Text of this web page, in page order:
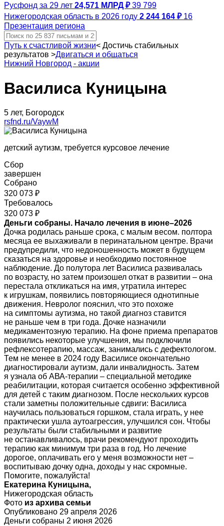
Русфонд за 29 лет 24,571 МЛРД ₽ 39 799
Нижегородская область в 2026 году 2 244 164 ₽ 16
Презентация региона
Путь к счастливой жизни< Достичь стабильных
результатов >Двигаться и общаться
Нижний Новгород - акции
Василиса Куницына
5 лет, Богородск
rsfnd.ru/VaywM
детский аутизм, требуется курсовое лечение
Сбор
завершен
Собрано
320 073 ₽
Требовалось
320 073 ₽
Деньги собраны. Начало лечения в июне–2026
Дочка родилась раньше срока, с малым весом. полтора
месяца ее выхаживали в перинатальном центре. Врачи
предупредили, что недоношенность может в будущем
сказаться на здоровье и необходимо постоянное
наблюдение. До полутора лет Василиса развивалась
по возрасту, но затем произошел откат в развитии – она
перестала откликаться на имя, утратила интерес
к игрушкам, появились повторяющиеся однотипные
движения. Невролог пояснил, что это похоже
на симптомы аутизма, но такой диагноз ставится
не раньше чем в три года. Дочке назначили
медикаментозную терапию. На фоне приема препаратов
появились некоторые улучшения, мы подключили
рефлексотерапию, массаж, занимались с дефектологом.
Тем не менее в 2024 году Василисе окончательно
диагностировали аутизм, дали инвалидность. Затем
я узнала об АВА-терапии – специальной методике
реабилитации, которая считается особенно эффективной
для детей с таким диагнозом. После нескольких курсов
стали заметны положительные сдвиги: Василиса
научилась пользоваться горшком, стала играть, у нее
практически ушла аутоагрессия, улучшился сон. Чтобы
результаты были стабильными и развитие
не останавливалось, врачи рекомендуют проходить
терапию как минимум три раза в год. Но лечение
дорогое, оплачивать его у меня возможности нет –
воспитываю дочку одна, доходы у нас скромные.
Помогите, пожалуйста!
Екатерина Куницына,
Нижегородская область
Фото из архива семьи
Опубликовано 29 апреля 2026
Деньги собраны 2 июня 2026